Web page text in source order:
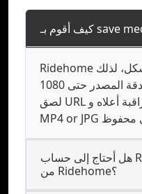
Ridehome يستضيف الفيديو طويل الشكل، لذلك
الملف المخزن يطابق دقة المصدر حتى 1080p.
لصق URL المراقبة أعلاه وPintere.com يعيد ملف
هل أحتاج إلى حساب Ridehome لحفظ files
من Ridehome؟